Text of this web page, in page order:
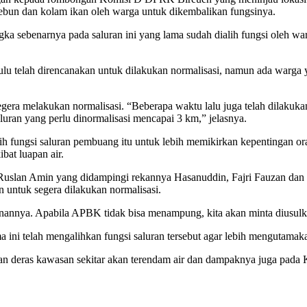
dan kolam ikan oleh warga untuk dikembalikan fungsinya.
sebenarnya pada saluran ini yang lama sudah dialih fungsi oleh
telah direncanakan untuk dilakukan normalisasi, namun ada
melakukan normalisasi. “Beberapa waktu lalu juga telah
yang perlu dinormalisasi mencapai 3 km,” jelasnya.
fungsi saluran pembuang itu untuk lebih memikirkan kepentingan
luapan air.
Amin yang didampingi rekannya Hasanuddin, Fajri Fauzan
untuk segera dilakukan normalisasi.
Apabila APBK tidak bisa menampung, kita akan minta
telah mengalihkan fungsi saluran tersebut agar lebih
kawasan sekitar akan terendam air dan dampaknya juga pada